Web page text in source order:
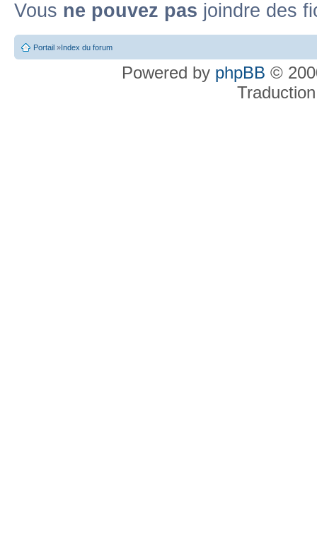
Vous ne pouvez pas joindre des
Portail »Index du forum
Powered by phpBB ©